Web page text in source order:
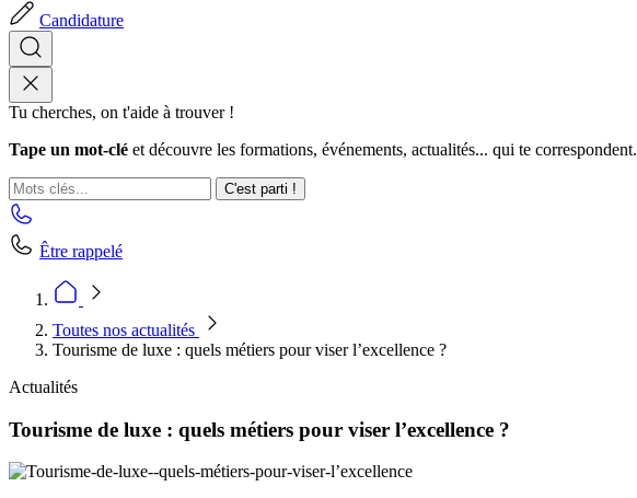
Candidature
Tu cherches, on t'aide à trouver !
Tape un mot-clé et découvre les formations, événements, actualités... qui te correspondent.
C'est parti !
Être rappelé
Toutes nos actualités
Tourisme de luxe : quels métiers pour viser l’excellence ?
Actualités
Tourisme de luxe : quels métiers pour viser l’excellence ?